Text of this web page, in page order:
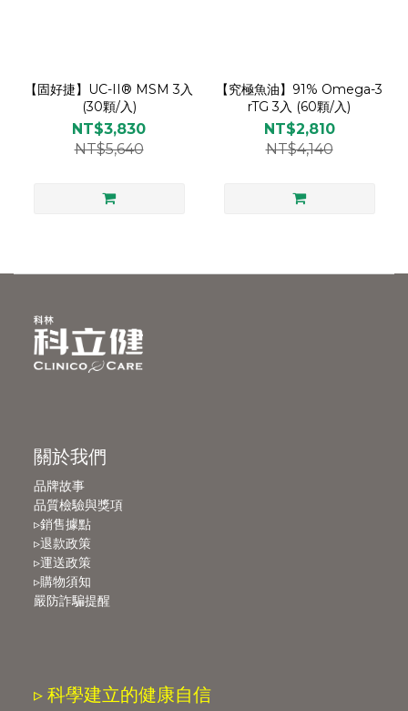
【固好捷】UC-II® MSM 3入
(30顆/入)
NT$3,830
NT$5,640
【究極魚油】91% Omega-3
rTG 3入 (60顆/入)
NT$2,810
NT$4,140
關於我們
品牌故事
品質檢驗與獎項
▹銷售據點
▹退款政策
▹運送政策
▹購物須知
嚴防詐騙提醒
▹ 科學建立的健康自信